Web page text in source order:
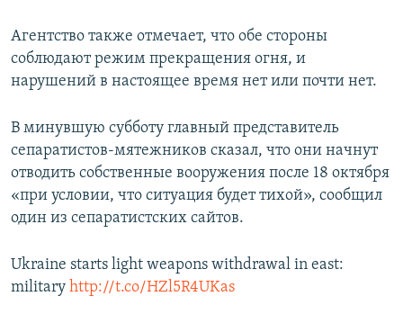
Агентство также отмечает, что обе стороны
соблюдают режим прекращения огня, и
нарушений в настоящее время нет или почти нет.
В минувшую субботу главный представитель
сепаратистов-мятежников сказал, что они начнут
отводить собственные вооружения после 18 октября
«при условии, что ситуация будет тихой», сообщил
один из сепаратистских сайтов.
Ukraine starts light weapons withdrawal in east:
military http://t.co/HZl5R4UKas